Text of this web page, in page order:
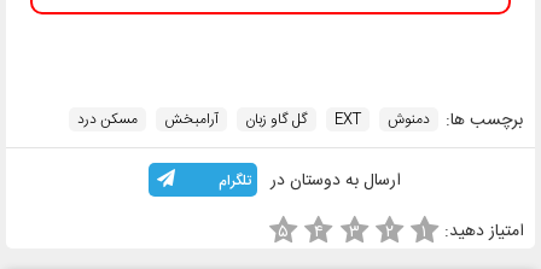
برچسب ها: دمنوش EXT گل گاو زبان آرامبخش مسکن درد
ارسال به دوستان در تلگرام
امتیاز دهید: ۱ ۲ ۳ ۴ ۵